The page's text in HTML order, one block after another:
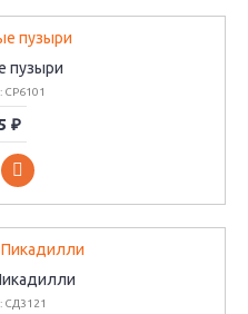
пузыри
СР6101
₽
СД3121